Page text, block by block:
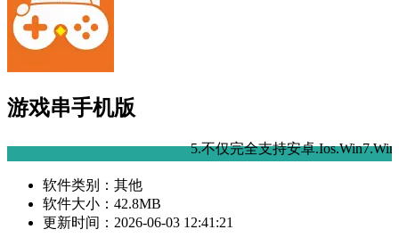
游戏串手机版
5.不仅完全支持安卓.Ios.Win7.WinXP多系统
软件类别： 其他
软件大小： 42.8MB
更新时间： 2026-06-03 12:41:21